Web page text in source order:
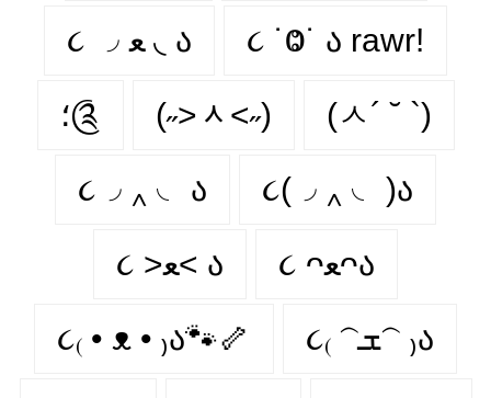
૮ ◞ ﻌ ◟ ა ૮ ˙Ⱉ˙ ა rawr!
؛༊ (˶˃ᆺ˂˶) (ㅅ´ ˘ `)
૮◞ ‸ ◟ ა ૮(◞ ‸ ◟ )ა
૮ >ﻌ< ა ૮ ᴖﻌᴖა
૮₍ • ᴥ • ₎ა🐾🦴 ૮₍ 𝁽ܫ𝁽 ₎ა